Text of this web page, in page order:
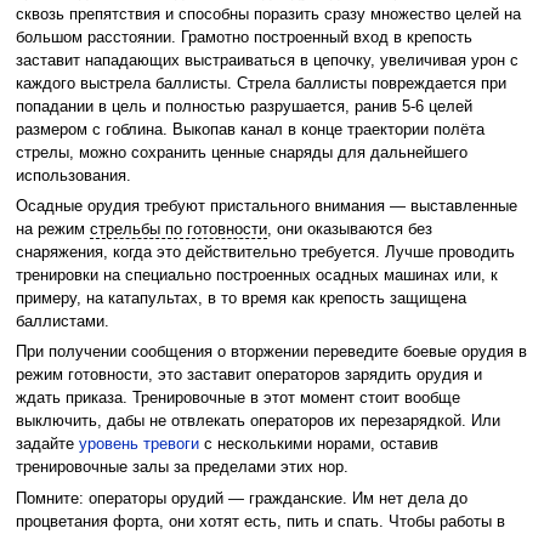
сквозь препятствия и способны поразить сразу множество целей на
большом расстоянии. Грамотно построенный вход в крепость
заставит нападающих выстраиваться в цепочку, увеличивая урон с
каждого выстрела баллисты. Стрела баллисты повреждается при
попадании в цель и полностью разрушается, ранив 5-6 целей
размером с гоблина. Выкопав канал в конце траектории полёта
стрелы, можно сохранить ценные снаряды для дальнейшего
использования.
Осадные орудия требуют пристального внимания — выставленные
на режим стрельбы по готовности, они оказываются без
снаряжения, когда это действительно требуется. Лучше проводить
тренировки на специально построенных осадных машинах или, к
примеру, на катапультах, в то время как крепость защищена
баллистами.
При получении сообщения о вторжении переведите боевые орудия в
режим готовности, это заставит операторов зарядить орудия и
ждать приказа. Тренировочные в этот момент стоит вообще
выключить, дабы не отвлекать операторов их перезарядкой. Или
задайте уровень тревогис несколькими норами, оставив
тренировочные залы за пределами этих нор.
Помните: операторы орудий — гражданские. Им нет дела до
процветания форта, они хотят есть, пить и спать. Чтобы работы в